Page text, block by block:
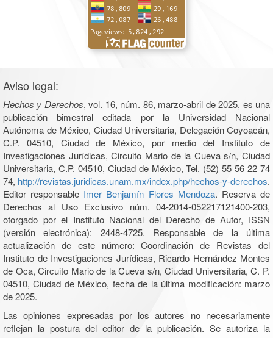
Aviso legal:
Hechos y Derechos, vol. 16, núm. 86, marzo-abril de 2025, es una
publicación bimestral editada por la Universidad Nacional
Autónoma de México, Ciudad Universitaria, Delegación Coyoacán,
C.P. 04510, Ciudad de México, por medio del Instituto de
Investigaciones Jurídicas, Circuito Mario de la Cueva s/n, Ciudad
Universitaria, C.P. 04510, Ciudad de México, Tel. (52) 55 56 22 74
74, http://revistas.juridicas.unam.mx/index.php/hechos-y-derechos.
Editor responsable Imer Benjamín Flores Mendoza. Reserva de
Derechos al Uso Exclusivo núm. 04-2014-052217121400-203,
otorgado por el Instituto Nacional del Derecho de Autor, ISSN
(versión electrónica): 2448-4725. Responsable de la última
actualización de este número: Coordinación de Revistas del
Instituto de Investigaciones Jurídicas, Ricardo Hernández Montes
de Oca, Circuito Mario de la Cueva s/n, Ciudad Universitaria, C. P.
04510, Ciudad de México, fecha de la última modificación: marzo
de 2025.
Las opiniones expresadas por los autores no necesariamente
reflejan la postura del editor de la publicación. Se autoriza la